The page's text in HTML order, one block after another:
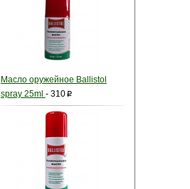
Масло оружейное Ballistol
spray 25ml - 310p